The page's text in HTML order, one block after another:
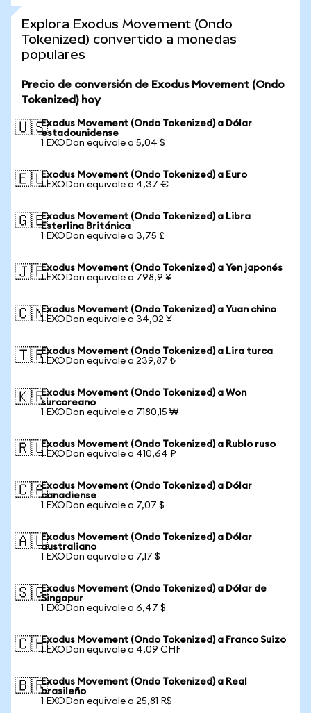
Explora Exodus Movement (Ondo
Tokenized) convertido a monedas
populares
Precio de conversión de Exodus Movement (Ondo
Tokenized) hoy
🇺🇸Exodus Movement (Ondo Tokenized) a Dólar
estadounidense
1 EXODon equivale a 5,04 $
🇪🇺Exodus Movement (Ondo Tokenized) a Euro
1 EXODon equivale a 4,37 €
🇬🇧Exodus Movement (Ondo Tokenized) a Libra
Esterlina Británica
1 EXODon equivale a 3,75 £
🇯🇵Exodus Movement (Ondo Tokenized) a Yen japonés
1 EXODon equivale a 798,9 ¥
🇨🇳Exodus Movement (Ondo Tokenized) a Yuan chino
1 EXODon equivale a 34,02 ¥
🇹🇷Exodus Movement (Ondo Tokenized) a Lira turca
1 EXODon equivale a 239,87 ₺
🇰🇷Exodus Movement (Ondo Tokenized) a Won
surcoreano
1 EXODon equivale a 7180,15 ₩
🇷🇺Exodus Movement (Ondo Tokenized) a Rublo ruso
1 EXODon equivale a 410,64 ₽
🇨🇦Exodus Movement (Ondo Tokenized) a Dólar
canadiense
1 EXODon equivale a 7,07 $
🇦🇺Exodus Movement (Ondo Tokenized) a Dólar
australiano
1 EXODon equivale a 7,17 $
🇸🇬Exodus Movement (Ondo Tokenized) a Dólar de
Singapur
1 EXODon equivale a 6,47 $
🇨🇭Exodus Movement (Ondo Tokenized) a Franco Suizo
1 EXODon equivale a 4,09 CHF
🇧🇷Exodus Movement (Ondo Tokenized) a Real
brasileño
1 EXODon equivale a 25,81 R$